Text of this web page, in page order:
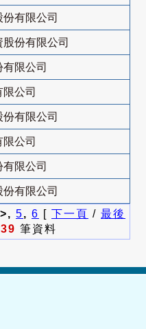
有限公司
份有限公司
限公司
公司
有限公司
公司
限公司
有限公司
5, 6 [ 下一頁 / 最後
筆資料